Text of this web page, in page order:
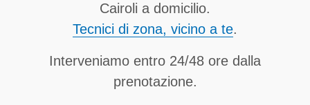
Cairoli a domicilio.
Tecnici di zona, vicino a te.
Interveniamo entro 24/48 ore dalla
prenotazione.